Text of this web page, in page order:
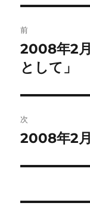
稿
ナ
ビ
ゲ
ー
シ
前
前
の
稿:
2008年2
として」
次
次
投
2008年2